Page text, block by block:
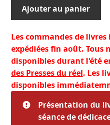
L’art
l’extrême
Ajouter au panier
Les commandes de
expédiées fin août. Tous
disponibles durant l'été
des Presses du réel. Les
disponibles
Présentation du
séance de